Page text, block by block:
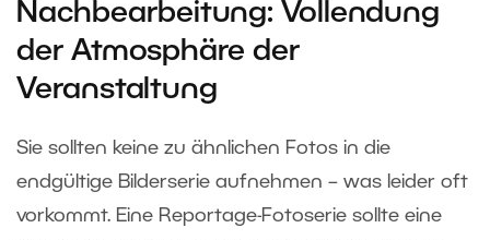
Nachbearbeitung: Vollendung
der Atmosphäre der
Veranstaltung
Sie sollten keine zu ähnlichen Fotos in die
endgültige Bilderserie aufnehmen – was leider oft
vorkommt. Eine Reportage-Fotoserie sollte eine